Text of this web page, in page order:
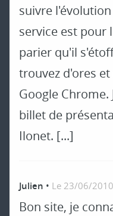
suivre
service est pour
parier qu'il
trouvez d'ores
Google Chrome.
billet de
Ilonet. [...]
Julien • Le 23/06/2010
Bon site, je